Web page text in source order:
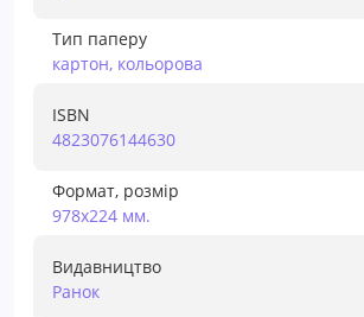
Тип паперу
картон, кольорова
ISBN
4823076144630
Формат, розмір
978х224 мм.
Видавництво
Ранок